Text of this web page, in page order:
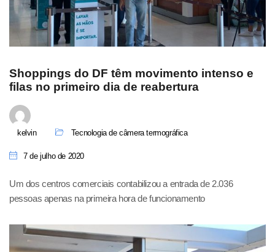
Shoppings do DF têm movimento intenso e
filas no primeiro dia de reabertura
kelvin Tecnologia de câmera termográfica
7 de julho de 2020
Um dos centros comerciais contabilizou a entrada de 2.036
pessoas apenas na primeira hora de funcionamento